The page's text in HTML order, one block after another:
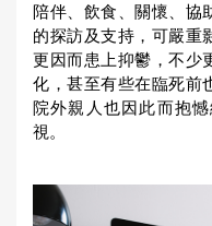
陪伴、飲食、關懷、協
的探訪及支持，可嚴重
更因而患上抑鬱，不少
化，甚至有些在臨死前
院外親人也因此而抱
視。